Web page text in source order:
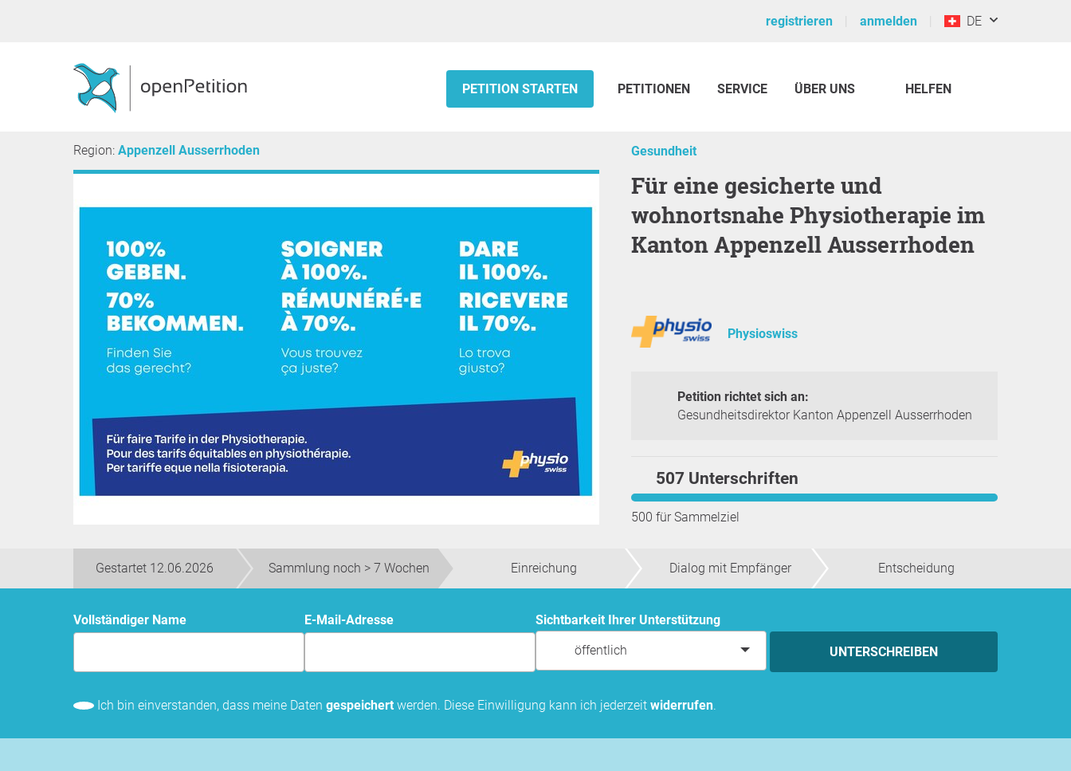
registrieren anmelden DE
PETITION STARTEN PETITIONEN SERVICE ÜBER UNS HELFEN
Region: Appenzell Ausserrhoden Gesundheit
Für eine gesicherte und
wohnortsnahe Physiotherapie im
Kanton Appenzell Ausserrhoden
Physioswiss
Petition richtet sich an:
Gesundheitsdirektor Kanton Appenzell Ausserrhoden
507 Unterschriften
500 für Sammelziel
Gestartet 12.06.2026 Sammlung noch > 7 Wochen Einreichung Dialog mit Empfänger Entscheidung
Vollständiger Name E-Mail-Adresse
Sichtbarkeit Ihrer Unterstützung
öffentlich
UNTERSCHREIBEN
Ich bin einverstanden, dass meine Daten gespeichert werden. Diese Einwilligung kann ich jederzeit widerrufen.